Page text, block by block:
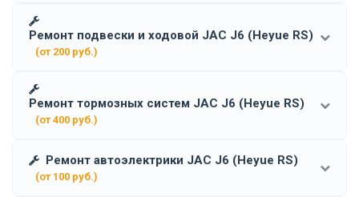
Ремонт подвески и ходовой JAC J6 (Heyue RS)
(от 200 руб.)
Ремонт тормозных систем JAC J6 (Heyue RS)
(от 400 руб.)
Ремонт автоэлектрики JAC J6 (Heyue RS)
(от 100 руб.)